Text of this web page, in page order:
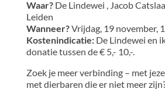
Waar? De Lindewei , Jacob
Leiden
Wanneer?Vrijdag, 19 november,
Kostenindicatie: De Lindewei en
donatie tussen de € 5,- 10,-.
Zoek je meer verbinding – met
met dierbaren die er niet meer